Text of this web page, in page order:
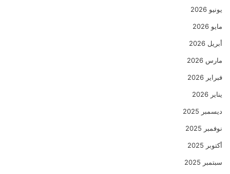
يونيو 2026
مايو 2026
أبريل 2026
مارس 2026
فبراير 2026
يناير 2026
ديسمبر 2025
نوفمبر 2025
أكتوبر 2025
سبتمبر 2025